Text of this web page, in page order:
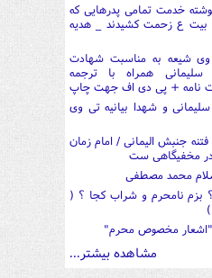
خدمت تمامی پدرهایی که
بیت ع زحمت کشیدند _ هدیه
وی شیعه به مناسبت شهادت
همراه با ترجمه
نامه + پی دی اف جهت چاپ
و شهدا بیانیه تی وی
فتنه جنبش الیمانی / امام زمان
در مخفیگاهی ست
محمد مصطفی
بزم نامحرم و شراب کجا ؟ (
مخصوص محرم"
مشاهده بیشتر...